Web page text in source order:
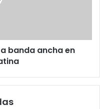
banda ancha en